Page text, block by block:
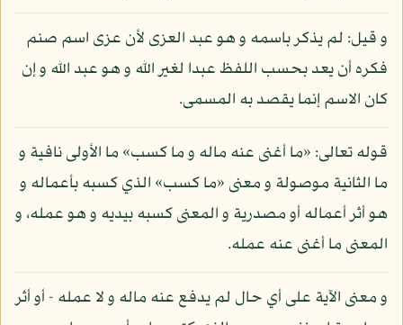
و قيل: لم يذكر باسمه و هو عبد العزى لأن عزى اسم صنم
فكره أن يعد بحسب اللفظ عبدا لغير الله و هو عبد الله و إن
كان الاسم إنما يقصد به المسمى.
قوله تعالى: «ما أغنى عنه ماله و ما كسب» ما الأولى نافية و
ما الثانية موصولة و معنى «ما كسب» الذي كسبه بأعماله و
هو أثر أعماله أو مصدرية و المعنى كسبه بيديه و هو عمله، و
المعنى ما أغنى عنه عمله.
و معنى الآية على أي حال لم يدفع عنه ماله و لا عمله - أو أثر